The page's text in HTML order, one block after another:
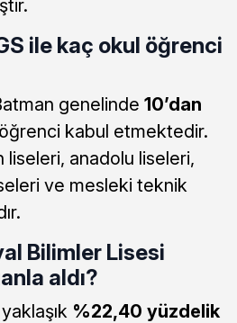
ile kaç okul öğrenci
genelinde 10’dan
öğrenci kabul etmektedir.
liseleri, anadolu liseleri,
ve mesleki teknik
Bilimler Lisesi
aldı?
%22,40 yüzdelik